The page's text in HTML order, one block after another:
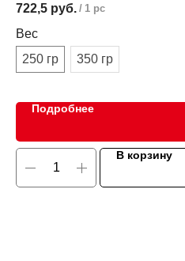
предварительно вымоченной в вине
722,5 руб. / 1 pc
Вес
250 гр
350 гр
Подробнее
В корзину